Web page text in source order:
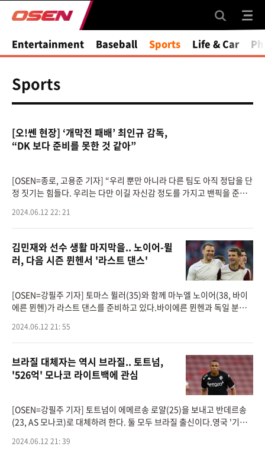
Entertainment Baseball Sports Life & Car
Sports
[오!쎈 현장] ‘개막전 패배’ 최인규 감독,
“DK 보다 준비를 못한 것 같아”
[OSEN=종로, 고용준 기자] “우리 뿐만 아니라 다른 팀도 아직 정답을 단
정 짓기는 힘들다. 우리는 다만 이길 자신감 정도를 가지고 밴픽을 준비
다. 최
2024.06.12 22: 21
김민재와 선수 생활 마지막을.. 노이어-뮐
러, 다음 시즌 뮌헨서 '라스트 댄스'
[OSEN=강필주 기자] 토마스 뮐러(35)와 함께 마누엘 노이어(38, 바이
에른 뮌헨)가 라스트 댄스를 준비하고 있다.바이에른 뮌헨과 독일 분데
일 독일 '빌트'를 인용, 바
2024.06.12 21: 55
브라질 대체자는 역시 브라질.. 토트넘,
'526억' 모나코 라이트백에 관심
[OSEN=강필주 기자] 토트넘이 에메르송 로얄(25)을 보내고 반데르송
(23, AS 모나코)로 대체하려 한다. 둘 모두 브라질 출신이다.영국 '기브
자로 모나코 수비수 반
2024.06.12 21: 39